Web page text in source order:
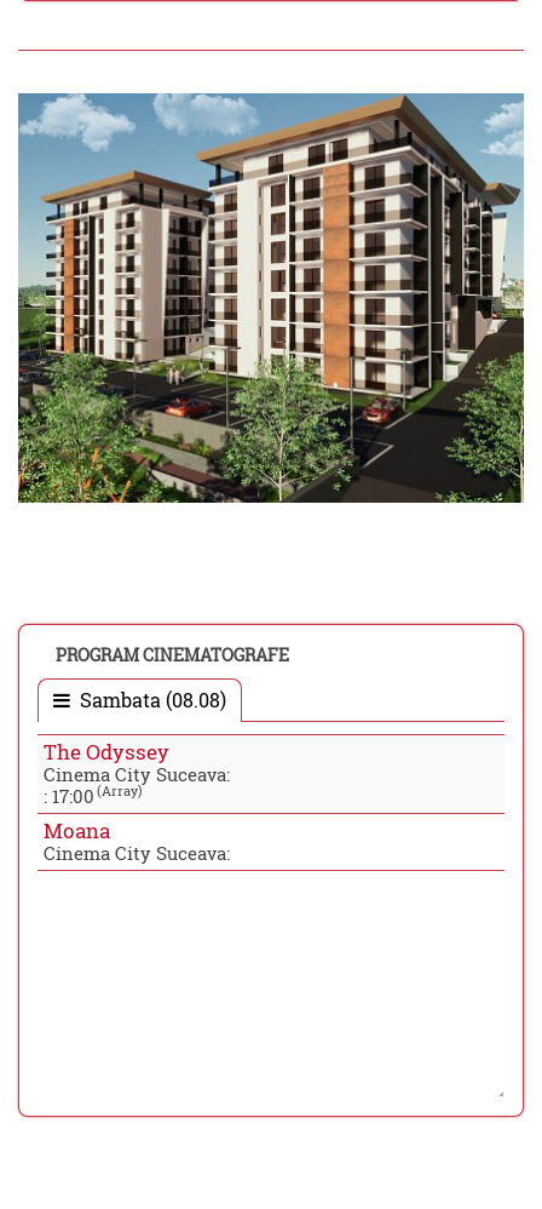
PROGRAM CINEMATOGRAFE
Sambata (08.08)
The Odyssey
Cinema City Suceava:
: 17:00 (Array)
Moana
Cinema City Suceava: